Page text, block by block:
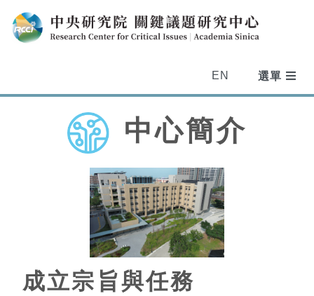
EN
中心簡介
成立宗旨與任務